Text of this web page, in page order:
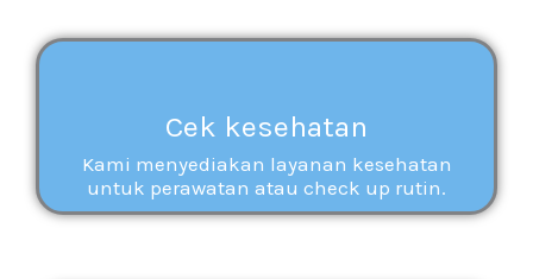
Cek kesehatan
Kami menyediakan layanan kesehatan
untuk perawatan atau check up rutin.